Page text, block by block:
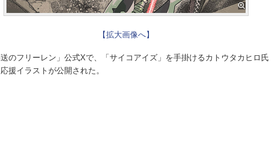
【拡大画像へ】
のフリーレン」公式Xで、「サイコアイズ」を手掛けるカトウタカヒロ氏
援イラストが公開された。